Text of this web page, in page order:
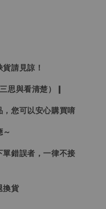
請見諒！
思與看清楚）❙
，您可以安心購買唷
錯誤者，一律不接
換貨